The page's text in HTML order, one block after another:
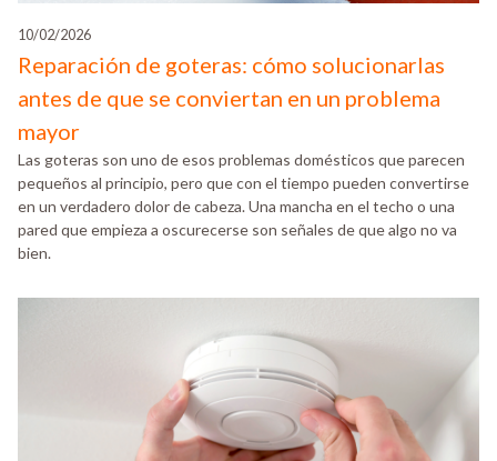
10/02/2026
Reparación de goteras: cómo solucionarlas
antes de que se conviertan en un problema
mayor
Las goteras son uno de esos problemas domésticos que parecen
pequeños al principio, pero que con el tiempo pueden convertirse
en un verdadero dolor de cabeza. Una mancha en el techo o una
pared que empieza a oscurecerse son señales de que algo no va
bien.